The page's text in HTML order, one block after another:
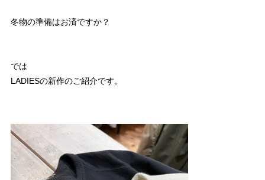
冬物の準備はお済ですか？
では
LADIESの新作のご紹介です。